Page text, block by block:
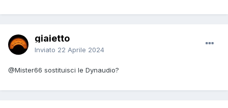
scendano bene in basso ma senza fastidiose code e che
spariscano all’ascolto.
giaietto
Inviato 22 Aprile 2024
@Mister66 sostituisci le Dynaudio?